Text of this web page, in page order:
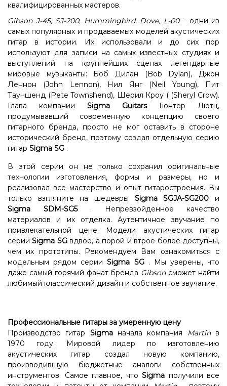
квалифицированных мастеров.
Gibson J-45, SJ-200, Hummingbird, Dove, L-00– одни из
самых популярных и продаваемых моделей акустических
гитар в истории. Их использовали и до сих пор
используют для записи на самых известных студиях и
выступлений на крупнейших сценах легендарные
мировые музыканты: Боб Дилан (Bob Dylan), Джон
Леннон (John Lennon), Нил Янг (Neil Young), Пит
Тауншенд (Pete Townshend), Шерил Кроу ( (Sheryl Crow).
Глава компании Sigma GuitarsГюнтер Лютц,
продумывавший современную концепцию своего
гитарного бренда, просто не мог оставить в стороне
исторический бренд, поэтому создал отдельную серию
гитар Sigma SG .
В этой серии он не только сохранил оригинальные
технологии изготовления, формы и размеры, но и
реализовал все мастерство и опыт гитаростроения. Вы
только взгляните на шедевры Sigma SGJA-SG200 и
Sigma SDM-SG5. Непревзойденное качество
материалов и их отделка. Аутентичное звучание по
привлекательной цене. Модели акустических гитар
серииSigma SGвдвое, а порой и втрое более доступны,
чем их прототипы. Рекомендуем Вам ознакомиться с
модельным рядом серииSigma SG. Мы уверены, что
даже самый горячий фанат бренда Gibsonсможет найти
любимый классический дизайн и собственное звучание.
Профессиональные гитары за умеренную цену
Производство гитар Sigmaначала компания Martinв
1970 году. Мировой лидер по изготовлению
акустических гитар создал новую компанию,
производившую бюджетные аналоги собственных
инструментов. Самое главное, что Sigma получили все